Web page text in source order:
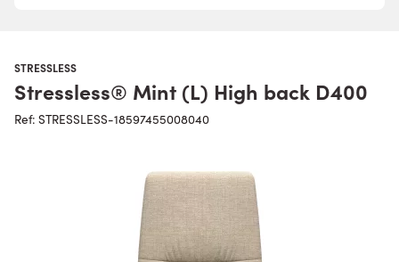
STRESSLESS
Stressless® Mint (L) High back D400
Ref: STRESSLESS-18597455008040